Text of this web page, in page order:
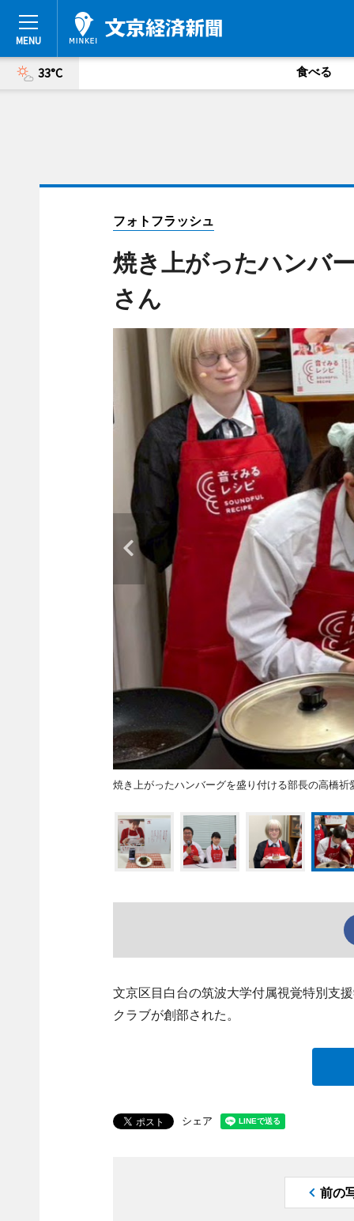
33°C 食べる
フォトフラッシュ
焼き上がったハンバ
さん
焼き上がったハンバーグを盛り付ける部長の高橋祈
文京区目白台の筑波大学付属視覚特別支
クラブが創部された。
シェア
前の